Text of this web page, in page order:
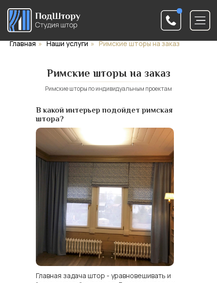
Главная » Наши услуги » Римские шторы на заказ
Римские шторы на заказ
Римские шторы по индивидуальным проектам
Главная задача штор - уравновешивать и
В какой интерьер подойдет римская
штора?